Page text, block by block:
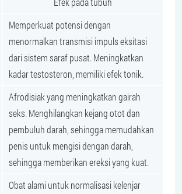
Memperkuat potensi dengan
menormalkan transmisi impuls eksitasi
dari sistem saraf pusat. Meningkatkan
kadar testosteron, memiliki efek tonik.
Afrodisiak yang meningkatkan gairah
seks. Menghilangkan kejang otot dan
pembuluh darah, sehingga memudahkan
penis untuk mengisi dengan darah,
sehingga memberikan ereksi yang kuat.
Obat alami untuk normalisasi kelenjar